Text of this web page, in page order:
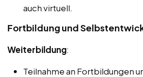
auch virtuell.
Fortbildung und
Weiterbildung:
Teilnahme an Fortbildungen